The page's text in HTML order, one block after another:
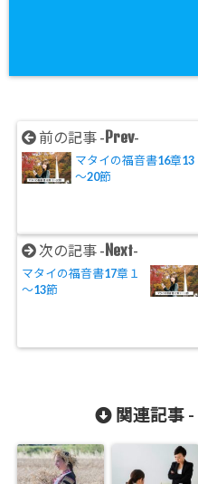
前の記事 - Prev-
マタイの福音書16章13
～20節
次の記事 - Next-
マタイの福音書17章１
～13節
関連記事 -